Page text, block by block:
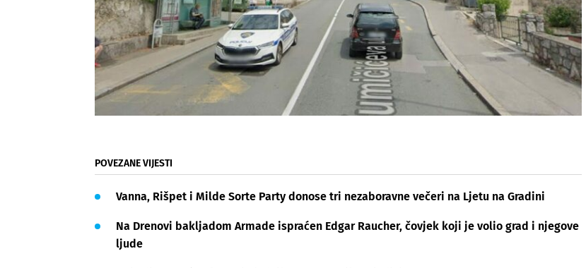
POVEZANE VIJESTI
Vanna, Rišpet i Milde Sorte Party donose tri nezaboravne večeri na Ljetu na Gradini
Na Drenovi bakljadom Armade ispraćen Edgar Raucher, čovjek koji je volio grad i njegove
ljude